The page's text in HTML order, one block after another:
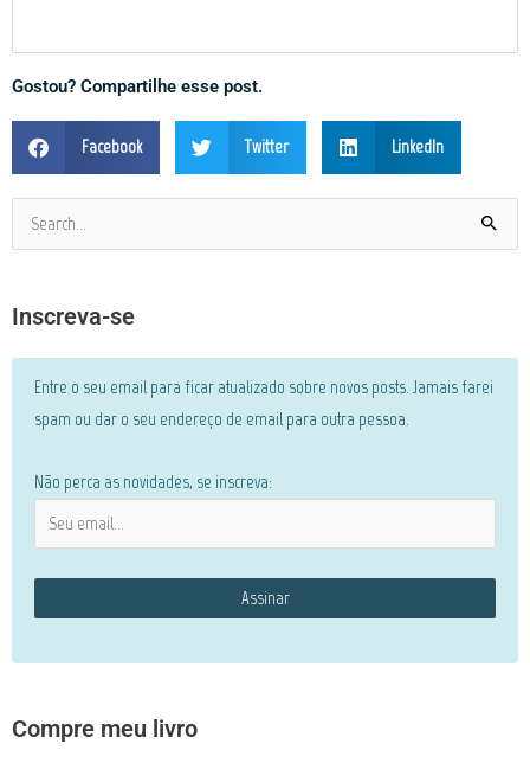
Gostou? Compartilhe esse post.
Facebook Twitter LinkedIn
Pesquisar
Inscreva-se
Entre o seu email para ficar atualizado sobre novos posts. Jamais farei
spam ou dar o seu endereço de email para outra pessoa.
Não perca as novidades, se inscreva:
Compre meu livro